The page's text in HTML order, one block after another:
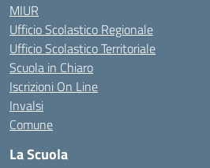
MIUR
Ufficio Scolastico Regionale
Ufficio Scolastico Territoriale
Scuola in Chiaro
Iscrizioni On Line
Invalsi
Comune
La Scuola